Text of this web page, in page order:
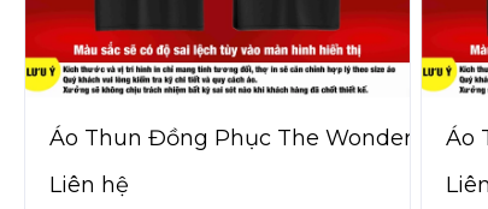
Áo Thun Đồng Phục The Wonders
Liên hệ
Áo
Ty